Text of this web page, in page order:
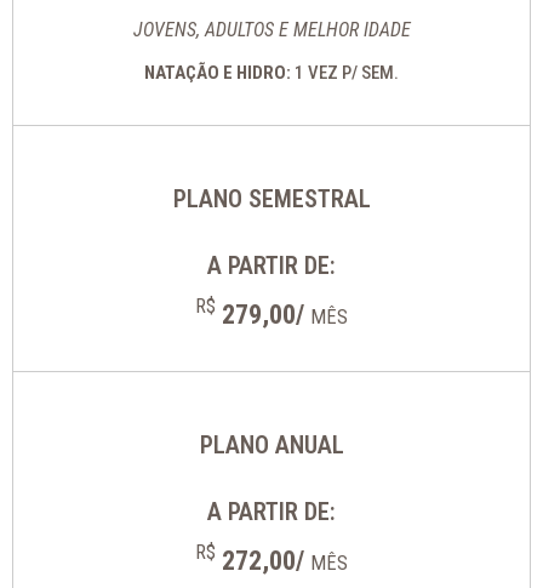
JOVENS, ADULTOS E MELHOR IDADE
NATAÇÃO E HIDRO: 1 VEZ P/ SEM.
PLANO SEMESTRAL
A PARTIR DE:
R$ 279,00/ MÊS
PLANO ANUAL
A PARTIR DE:
R$ 272,00/ MÊS